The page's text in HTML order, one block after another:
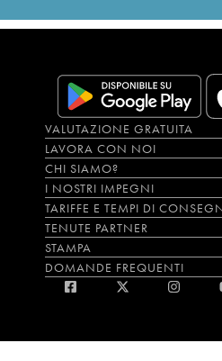
VALUTAZIONE GRATUITA
LAVORA CON NOI
CHI SIAMO?
I NOSTRI IMPEGNI
TARIFFE E TEMPI DI
TENUTE PARTNER
STAMPA
DOMANDE FREQUENTI